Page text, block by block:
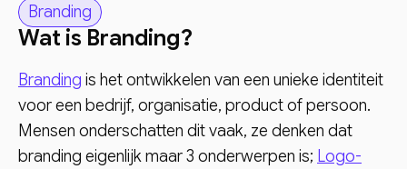
Branding
Wat is Branding?
Branding is het ontwikkelen van een unieke identiteit
voor een bedrijf, organisatie, product of persoon.
Mensen onderschatten dit vaak, ze denken dat
branding eigenlijk maar 3 onderwerpen is; Logo-